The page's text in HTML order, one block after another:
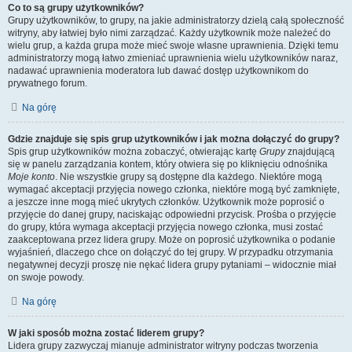
Co to są grupy użytkowników?
Grupy użytkowników, to grupy, na jakie administratorzy dzielą całą społeczność
witryny, aby łatwiej było nimi zarządzać. Każdy użytkownik może należeć do
wielu grup, a każda grupa może mieć swoje własne uprawnienia. Dzięki temu
administratorzy mogą łatwo zmieniać uprawnienia wielu użytkowników naraz,
nadawać uprawnienia moderatora lub dawać dostęp użytkownikom do
prywatnego forum.
Na górę
Gdzie znajduje się spis grup użytkowników i jak można dołączyć do grupy?
Spis grup użytkowników można zobaczyć, otwierając kartę Grupyznajdującą
się w panelu zarządzania kontem, który otwiera się po kliknięciu odnośnika
Moje konto. Nie wszystkie grupy są dostępne dla każdego. Niektóre mogą
wymagać akceptacji przyjęcia nowego członka, niektóre mogą być zamknięte,
a jeszcze inne mogą mieć ukrytych członków. Użytkownik może poprosić o
przyjęcie do danej grupy, naciskając odpowiedni przycisk. Prośba o przyjęcie
do grupy, która wymaga akceptacji przyjęcia nowego członka, musi zostać
zaakceptowana przez lidera grupy. Może on poprosić użytkownika o podanie
wyjaśnień, dlaczego chce on dołączyć do tej grupy. W przypadku otrzymania
negatywnej decyzji proszę nie nękać lidera grupy pytaniami – widocznie miał
on swoje powody.
Na górę
W jaki sposób można zostać liderem grupy?
Lidera grupy zazwyczaj mianuje administrator witryny podczas tworzenia